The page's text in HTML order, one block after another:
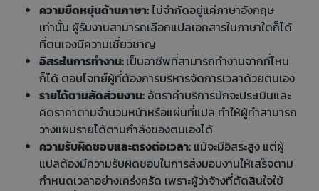
ความยืดหยุ่นด้านภาษา:ไม่จำกัดอยู่แค่ภาษาอังกฤษ
เท่านั้น ผู้รับงานสามารถเลือกแปลเอกสารในภาษาใดก็ได้
ที่ตนเองมีความเชี่ยวชาญ
อิสระในการทำงาน:เป็นอาชีพที่สามารถทำงานจากที่ไหน
ก็ได้ ตอบโจทย์ผู้ที่ต้องการบริหารจัดการเวลาด้วยตนเอง
รายได้ตามสัดส่วนงาน: อัตราค่าบริการมักจะประเมินและ
คิดราคาตามจำนวนหน้าหรือแผ่นที่แปล ทำให้ผู้ทำสามารถ
วางแผนรายได้ตามกำลังของตนเองได้
ความรับผิดชอบและตรงต่อเวลา: แม้จะมีอิสระสูง แต่ผู้
แปลต้องมีความรับผิดชอบในการส่งมอบงานให้เสร็จตาม
กำหนดเวลาอย่างเคร่งครัด เพราะผู้ว่าจ้างที่ตัดสินใจใช้